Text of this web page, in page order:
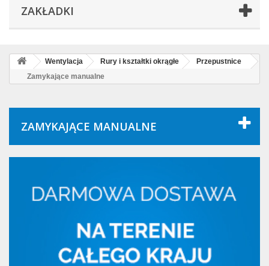
ZAKŁADKI
Wentylacja Rury i kształtki okrągłe
Przepustnice
Zamykające manualne
ZAMYKAJĄCE MANUALNE